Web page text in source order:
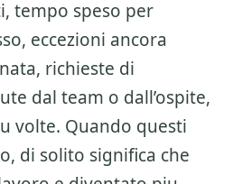
tempo speso per
eccezioni ancora
richieste di
dal team o dall’ospite,
volte. Quando questi
di solito significa che